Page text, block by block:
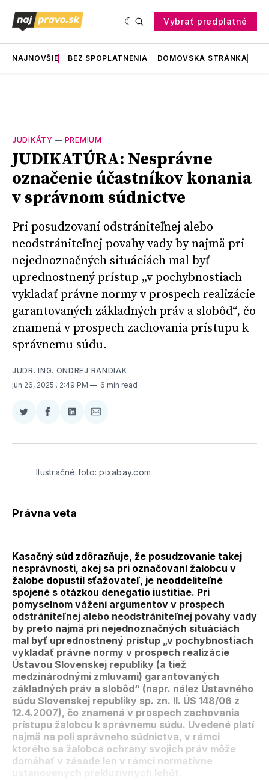
Vybrať predplatné
NAJNOVŠIE BEZ SPOPLATNENIA DOMOVSKÁ STRÁNKA
JUDIKÁTY — PREMIUM
JUDIKATÚRA: Nesprávne
označenie účastníkov konania
v správnom súdnictve
Pri posudzovaní odstrániteľnej alebo
neodstrániteľnej povahy vady by najmä pri
nejednoznačných situáciách mal byť
uprednostnený prístup „v pochybnostiach
vykladať právne normy v prospech realizácie
garantovaných základných práv a slobôd“, čo
znamená v prospech zachovania prístupu k
správnemu súdu.
JUDR. ING. ONDREJ RANDIAK
jún 26, 2025 . 2:49 PM 6 min read
Zdieľať
Twitter
Zdieľať
Facebooku
Zdieľať
LinkedIne
Zdieľať
E-
Ilustračné foto: pixabay.com
Právna veta
Kasačný súd zdôrazňuje, že posudzovanie takej
nesprávnosti, akej sa pri označovaní žalobcu v
žalobe dopustil sťažovateľ, je neoddeliteľné
spojené s otázkou denegatio iustitiae. Pri
pomyselnom vážení argumentov v prospech
odstrániteľnej alebo neodstrániteľnej povahy vady
by preto najmä pri nejednoznačných situáciách
mal byť uprednostnený prístup „v pochybnostiach
vykladať právne normy v prospech realizácie
Ústavou Slovenskej republiky (a tiež
medzinárodnými zmluvami) garantovaných
základných práv a slobôd“ (napr. nález Ústavného
súdu Slovenskej republiky sp. zn. II. ÚS 148/06 z
12.4.2007), čo znamená v prospech zachovania
prístupu žalobcu k správnemu súdu. Uvedené platí
najmä na poli správneho súdnictva, v rámci
ktorého sa žalobca ochrany svojich práv môže
domáhať v zásade len v rámci normatívne
ustanovených prekluzívnych lehôt.